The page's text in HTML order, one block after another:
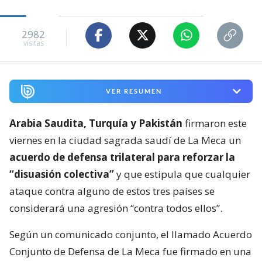
2982
visitas
VER RESUMEN
Arabia Saudita, Turquía y Pakistán firmaron este
viernes en la ciudad sagrada saudí de La Meca un
acuerdo de defensa trilateral para reforzar la
“disuasión colectiva”y que estipula que cualquier
ataque contra alguno de estos tres países se
considerará una agresión “contra todos ellos”.
Según un comunicado conjunto, el llamado Acuerdo
Conjunto de Defensa de La Meca fue firmado en una